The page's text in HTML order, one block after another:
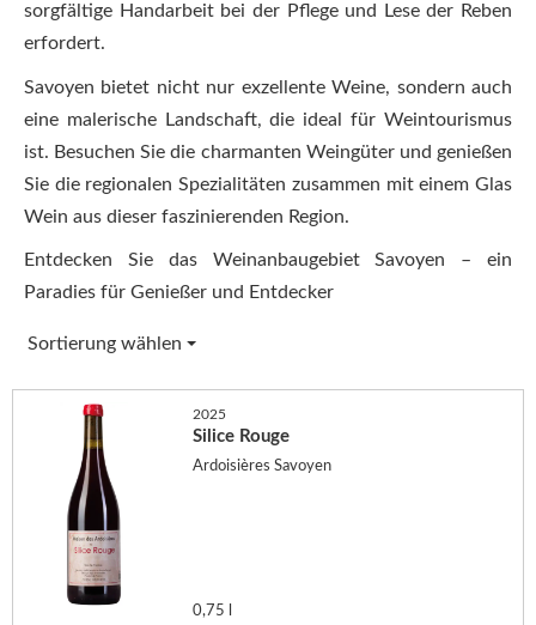
sorgfältige Handarbeit bei der Pflege und Lese der Reben
erfordert.
Savoyen bietet nicht nur exzellente Weine, sondern auch
eine malerische Landschaft, die ideal für Weintourismus
ist. Besuchen Sie die charmanten Weingüter und genießen
Sie die regionalen Spezialitäten zusammen mit einem Glas
Wein aus dieser faszinierenden Region.
Entdecken Sie das Weinanbaugebiet Savoyen – ein
Paradies für Genießer und Entdecker
Sortierung wählen
2025
Silice Rouge
Ardoisières Savoyen
0,75 l